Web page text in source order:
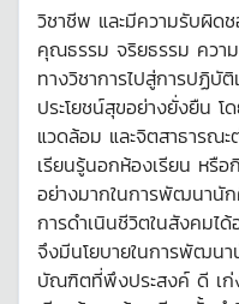
วิชาชีพ และมีความรับผิ
คุณธรรม จริยธรรม ควา
ทางวิชาการไปสู่การปฏิ
ประโยชน์สุขอย่างยั่งยืน โ
แวดล้อม และจิตสาธารณ
เรียนรู้นอกห้องเรียน ห
อย่างมากในการพัฒนานัก
การดำเนินชีวิตในสังคมไ
จึงมีนโยบายในการพัฒนา
บัณฑิตที่พึงประสงค์ ดี เก่